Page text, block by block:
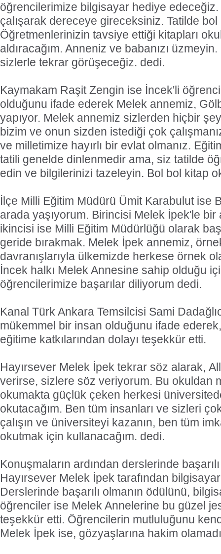
öğrencilerimize bilgisayar hediye
çalışarak dereceye gireceksiniz. Tatilde
Öğretmenlerinizin tavsiye ettiği kitapları
aldıracağım. Anneniz ve babanızı
sizlerle tekrar görüşeceğiz. dedi.
Kaymakam Raşit Zengin ise İncek'li
olduğunu ifade ederek Melek annemiz,
yapıyor. Melek annemiz sizlerden hiçbir
bizim ve onun sizden istediği çok
ve milletimize hayırlı bir evlat olmanız.
tatili genelde dinlenmedir ama, siz tatilde
edin ve bilgilerinizi tazeleyin. Bol bol kitap
İlçe Milli Eğitim Müdürü Ümit Karabulut ise
arada yaşıyorum. Birincisi Melek İpek'le
ikincisi ise Milli Eğitim Müdürlüğü olarak
geride bırakmak. Melek İpek annemiz,
davranışlarıyla ülkemizde herkese örnek
İncek halkı Melek Annesine sahip olduğu
öğrencilerimize başarılar diliyorum dedi.
Kanal Türk Ankara Temsilcisi Sami
mükemmel bir insan olduğunu ifade ederek,
eğitime katkılarından dolayı teşekkür etti.
Hayırsever Melek İpek tekrar söz alarak,
verirse, sizlere söz veriyorum. Bu okuldan
okumakta güçlük çeken herkesi
okutacağım. Ben tüm insanları ve sizleri
çalışın ve üniversiteyi kazanın, ben tüm
okutmak için kullanacağım. dedi.
Konuşmaların ardından derslerinde
Hayırsever Melek İpek tarafından
Derslerinde başarılı olmanın ödülünü,
öğrenciler ise Melek Annelerine bu güzel
teşekkür etti. Öğrencilerin mutluluğunu
Melek İpek ise, gözyaşlarına hakim